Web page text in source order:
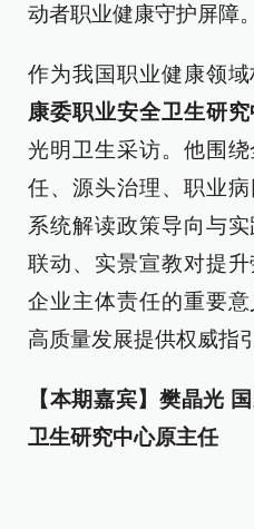
动者职业健康守护屏障。
作为我国职业健康领域
康委职业安全卫生研
光明卫生采访。他围
任、源头治理、职业
系统解读政策导向与
联动、实景宣教对提
企业主体责任的重要
高质量发展提供权威指
【本期嘉宾】樊晶光
卫生研究中心原主任